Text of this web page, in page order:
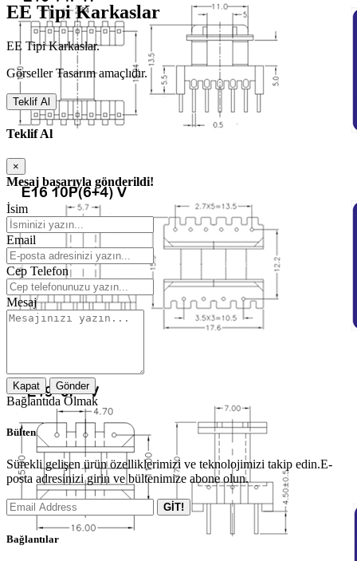
EE Tipi Karkaslar
EE Tipi Karkaslar.
Görseller Tasarım amaçlıdır.
Teklif Al
Teklif Al
×
Mesaj başarıyla gönderildi!
İsim
Email
Cep Telefon
Mesaj
Kapat Gönder
Bağlantıda Olmak
Bülten
Sürekli gelişen ürün özelliklerimizi ve teknolojimizi takip edin.E-
posta adresinizi girin ve bültenimize abone olun.
GİT!
Bağlantılar